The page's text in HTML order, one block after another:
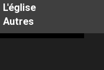
L'église
Autres